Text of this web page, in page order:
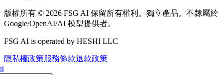
版權所有 © 2026 FSG AI 保留所有權利。獨立產品。不隸屬於
Google/OpenAI/AI 模型提供者。
FSG AI is operated by HESHI LLC
隱私權政策服務條款退款政策